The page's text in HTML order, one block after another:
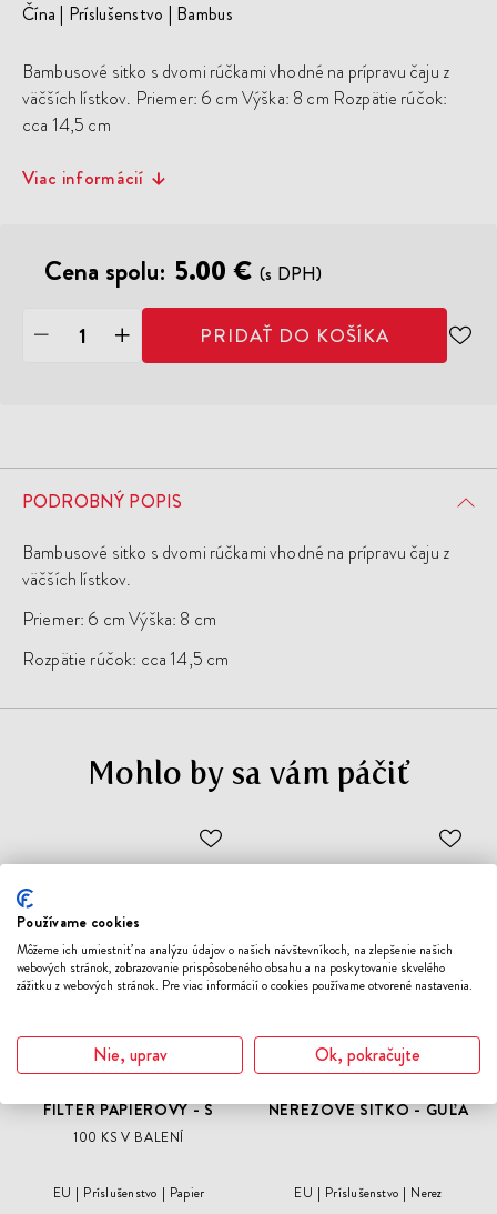
Čína
Príslušenstvo Bambus
Bambusové sitko s dvomi rúčkami vhodné na prípravu čaju z
väčších lístkov. Priemer: 6 cm Výška: 8 cm Rozpätie rúčok:
cca 14,5 cm
Viac informácií
Cena spolu: 5.00 € (s DPH)
PRIDAŤ DO KOŠÍKA
PODROBNÝ POPIS
Bambusové sitko s dvomi rúčkami vhodné na prípravu čaju z
väčších lístkov.
Priemer: 6 cm Výška: 8 cm
Rozpätie rúčok: cca 14,5 cm
Mohlo by sa vám páčiť
ODOBER
DO
FILTER PAPIEROVÝ - S
100 KS V BALENÍ
EU Príslušenstvo
Papier
DO
NEREZOVÉ SITKO - GUĽA
EU Príslušenstvo
Nerez
Používame cookies
Môžeme ich umiestniť na analýzu údajov o našich návštevníkoch, na zlepšenie našich
webových stránok, zobrazovanie prispôsobeného obsahu a na poskytovanie skvelého
zážitku z webových stránok. Pre viac informácií o cookies používame otvorené nastavenia.
Nie, uprav Ok, pokračujte